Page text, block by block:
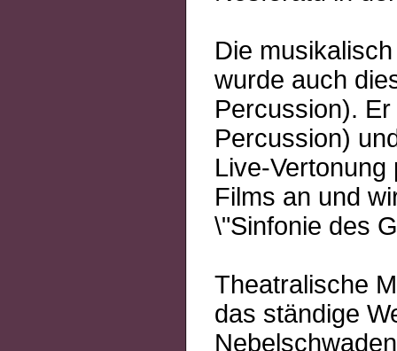
Die
wurde auch
Percussion).
Percussion)
Live-
Films an und
\"Sinfonie des
Theatralische
das ständige